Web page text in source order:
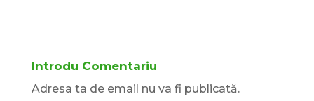
Introdu Comentariu
Adresa ta de email nu va fi publicată.